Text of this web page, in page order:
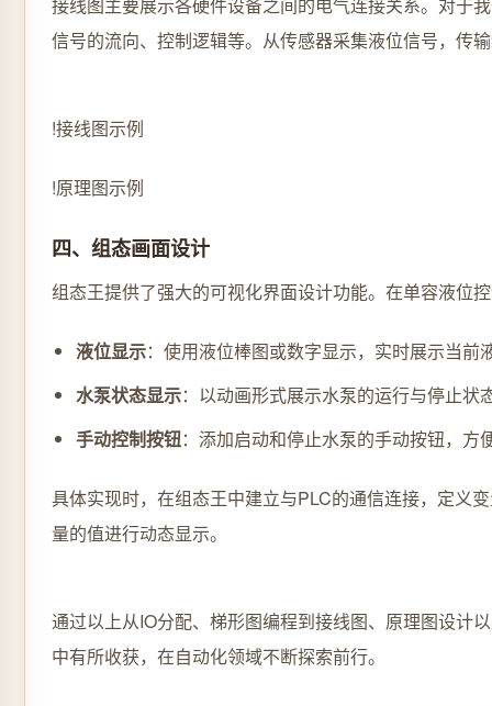
信号的流向、控制逻辑等。从传感器采集液位信号，传
!接线图示例
!原理图示例
四、组态画面设计
组态王提供了强大的可视化界面设计功能。在单容液位
液位显示：使用液位棒图或数字显示，实时展示当
水泵状态显示：以动画形式展示水泵的运行与停止
手动控制按钮：添加启动和停止水泵的手动按钮，
具体实现时，在组态王中建立与PLC的通信连接，定义
量的值进行动态显示。
通过以上从IO分配、梯形图编程到接线图、原理图设计
中有所收获，在自动化领域不断探索前行。